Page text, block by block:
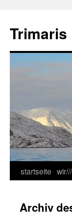
springen
Trimaris
startseite
Archiv